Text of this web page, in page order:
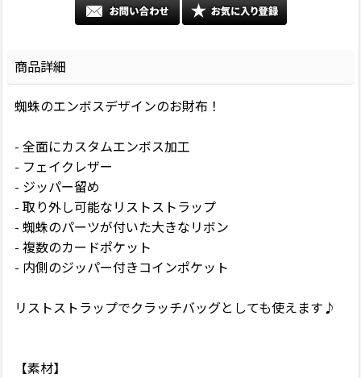
商品詳細
蜘蛛のエンボスデザインのお財布！
- 全面にカスタムエンボス加工
- フェイクレザー
- ジッパー留め
- 取り外し可能なリストストラップ
- 蜘蛛のパーツが付いた大きなリボン
- 複数のカードポケット
- 内側のジッパー付きコインポケット
リストストラップでクラッチバッグとしても使えます♪
【素材】